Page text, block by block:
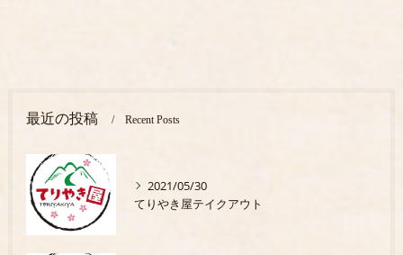
最近の投稿 Recent Posts
2021/05/30
てりやき屋テイクアウト